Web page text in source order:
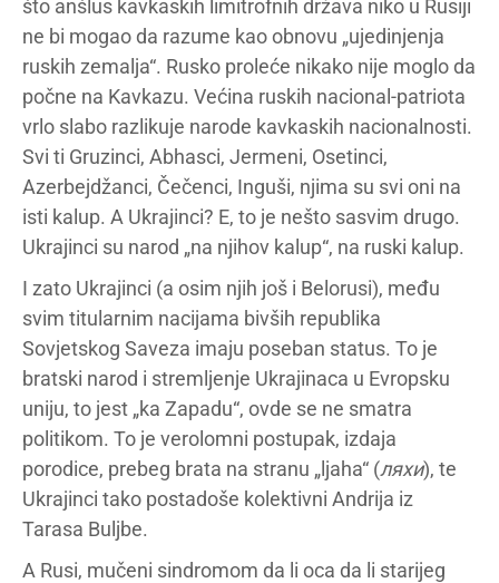
što anšlus kavkaskih limitrofnih država niko u Rusiji
ne bi mogao da razume kao obnovu „ujedinjenja
ruskih zemalja“. Rusko proleće nikako nije moglo da
počne na Kavkazu. Većina ruskih nacional-patriota
vrlo slabo razlikuje narode kavkaskih nacionalnosti.
Svi ti Gruzinci, Abhasci, Jermeni, Osetinci,
Azerbejdžanci, Čečenci, Inguši, njima su svi oni na
isti kalup. A Ukrajinci? E, to je nešto sasvim drugo.
Ukrajinci su narod „na njihov kalup“, na ruski kalup.
I zato Ukrajinci (a osim njih još i Belorusi), među
svim titularnim nacijama bivših republika
Sovjetskog Saveza imaju poseban status. To je
bratski narod i stremljenje Ukrajinaca u Evropsku
uniju, to jest „ka Zapadu“, ovde se ne smatra
politikom. To je verolomni postupak, izdaja
porodice, prebeg brata na stranu „ljaha“ (ляхи), te
Ukrajinci tako postadoše kolektivni Andrija iz
Tarasa Buljbe.
A Rusi, mučeni sindromom da li oca da li starijeg